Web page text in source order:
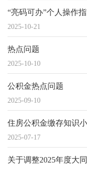
“亮码可办”个人操作
2025-10-21
热点问题
2025-10-10
公积金热点问题
2025-09-10
住房公积金缴存知识
2025-07-17
关于调整2025年度大